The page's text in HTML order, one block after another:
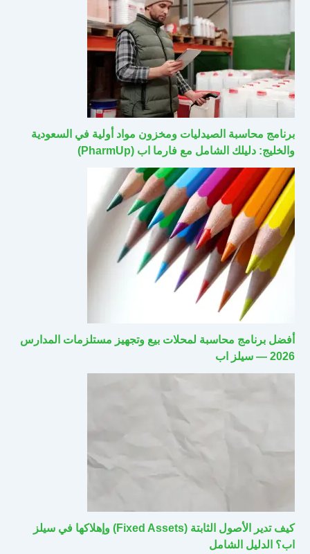
برنامج محاسبة الصيدليات ومخزون مواد أولية في السعودية
والخليج: دليلك الشامل مع فارما اب (PharmUp)
أفضل برنامج محاسبة لمحلات بيع وتجهيز مستلزمات المدارس
2026 — سيلز اب
كيف تدير الأصول الثابتة (Fixed Assets) وإهلاكها في سيلز
اب؟ الدليل الشامل